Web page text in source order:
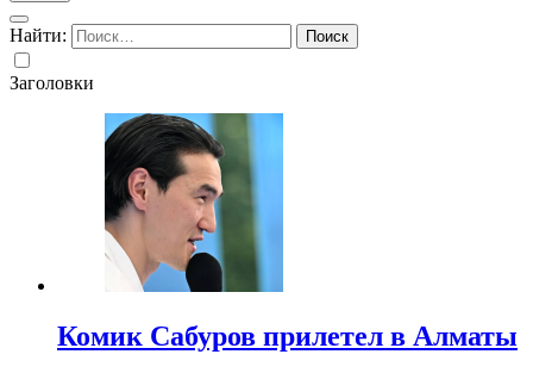
Найти:
Заголовки
Комик Сабуров прилетел в Алматы